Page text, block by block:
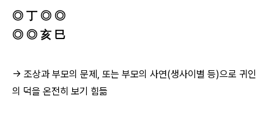
◎ 丁 ◎ ◎
◎ ◎ 亥 巳
→ 조상과 부모의 문제, 또는 부모의 사연(생사이별 등)으로 귀인
의 덕을 온전히 보기 힘듦